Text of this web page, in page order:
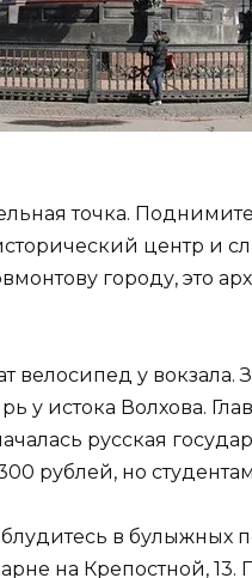
точка.
центр и
городу, это
велосипед у вокзала.
у истока Волхова.
русская
рублей, но
в булыжных
на Крепостной,